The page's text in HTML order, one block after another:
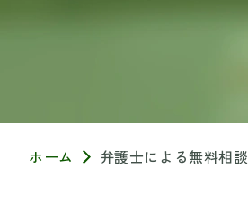
ホーム 弁護士による無料相談